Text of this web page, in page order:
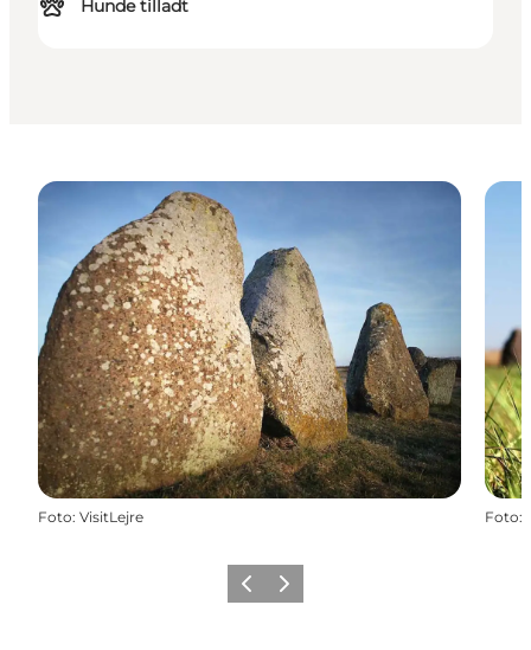
Hunde tilladt
Foto: VisitLejre Foto:
Forrige billede
Næste billede